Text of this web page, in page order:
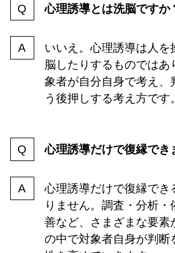
心理誘導とは洗脳ですか
いいえ。心理誘導は人を
脳したりするものではあ
象者が自分自身で考え、
う後押しする考え方です。
心理誘導だけで復縁でき
心理誘導だけで復縁でき
りません。調査・分析・
善など、さまざまな要素
の中で対象者自身が判断